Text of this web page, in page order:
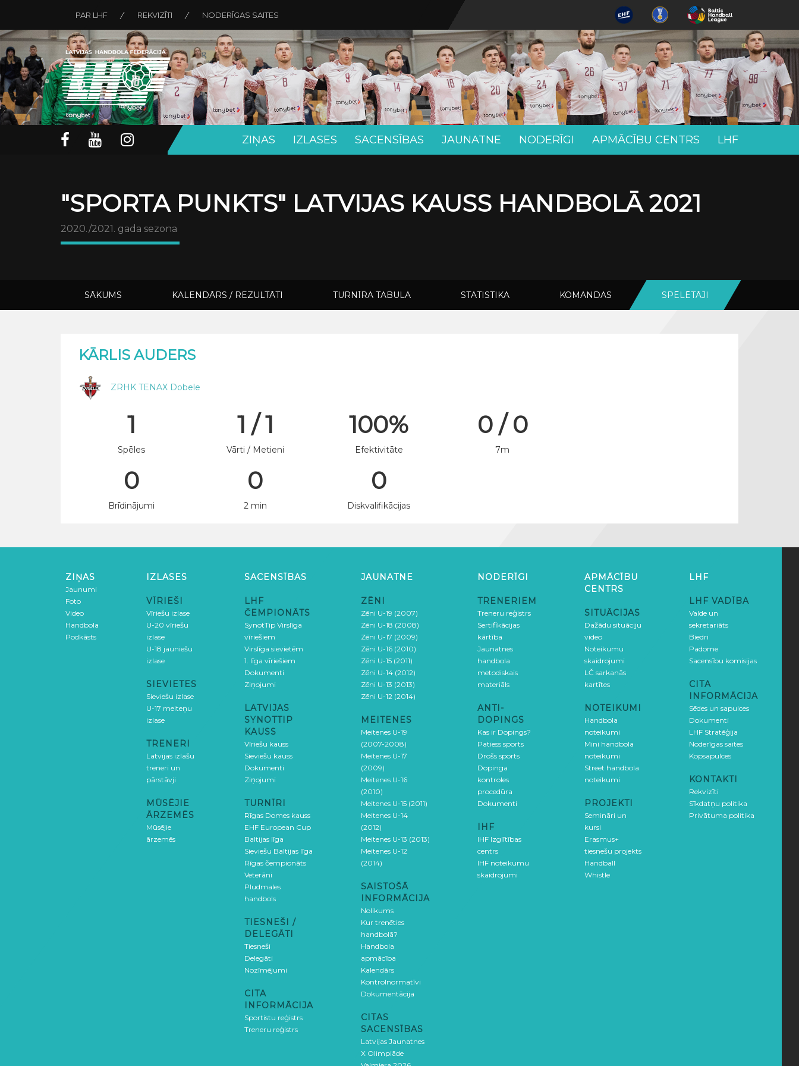
PAR LHF REKVIZĪTI NODERĪGAS SAITES
ZIŅAS IZLASES SACENSĪBAS JAUNATNE NODERĪGI APMĀCĪBU CENTRS LHF
"SPORTA PUNKTS" LATVIJAS KAUSS HANDBOLĀ 2021
2020./2021. gada sezona
SĀKUMS KALENDĀRS / REZULTĀTI TURNĪRA TABULA STATISTIKA KOMANDAS SPĒLĒTĀJI
KĀRLIS AUDERS
ZRHK TENAX Dobele
1
Spēles
1 / 1
Vārti / Metieni
100%
Efektivitāte
0 / 0
7m
0
Brīdinājumi
0
2 min
0
Diskvalifikācijas
ZIŅAS
Jaunumi
Foto
Video
Handbola
Podkāsts
IZLASES
VĪRIEŠI
Vīriešu izlase
U-20 vīriešu
izlase
U-18 jauniešu
izlase
SIEVIETES
Sieviešu izlase
U-17 meiteņu
izlase
TRENERI
Latvijas izlašu
treneri un
pārstāvji
MŪSĒJIE
ĀRZEMĒS
Mūsējie
ārzemēs
SACENSĪBAS
LHF
ČEMPIONĀTS
SynotTip Virslīga
vīriešiem
Virslīga sievietēm
1. līga vīriešiem
Dokumenti
Ziņojumi
LATVIJAS
SYNOTTIP
KAUSS
Vīriešu kauss
Sieviešu kauss
Dokumenti
Ziņojumi
TURNĪRI
Rīgas Domes kauss
EHF European Cup
Baltijas līga
Sieviešu Baltijas līga
Rīgas čempionāts
Veterāni
Pludmales
handbols
TIESNEŠI /
DELEGĀTI
Tiesneši
Delegāti
Nozīmējumi
CITA
INFORMĀCIJA
Sportistu reģistrs
Treneru reģistrs
JAUNATNE
ZĒNI
Zēni U-19 (2007)
Zēni U-18 (2008)
Zēni U-17 (2009)
Zēni U-16 (2010)
Zēni U-15 (2011)
Zēni U-14 (2012)
Zēni U-13 (2013)
Zēni U-12 (2014)
MEITENES
Meitenes U-19
(2007-2008)
Meitenes U-17
(2009)
Meitenes U-16
(2010)
Meitenes U-15 (2011)
Meitenes U-14
(2012)
Meitenes U-13 (2013)
Meitenes U-12
(2014)
SAISTOŠĀ
INFORMĀCIJA
Nolikums
Kur trenēties
handbolā?
Handbola
apmācība
Kalendārs
Kontrolnormatīvi
Dokumentācija
CITAS
SACENSĪBAS
Latvijas Jaunatnes
X Olimpiāde
NODERĪGI
TRENERIEM
Treneru reģistrs
Sertifikācijas
kārtība
Jaunatnes
handbola
metodiskais
materiāls
ANTI-
DOPINGS
Kas ir Dopings?
Patiess sports
Drošs sports
Dopinga
kontroles
procedūra
Dokumenti
IHF
IHF Izglītības
centrs
IHF noteikumu
skaidrojumi
APMĀCĪBU
CENTRS
SITUĀCIJAS
Dažādu situāciju
video
Noteikumu
skaidrojumi
LČ sarkanās
kartītes
NOTEIKUMI
Handbola
noteikumi
Mini handbola
noteikumi
Street handbola
noteikumi
PROJEKTI
Semināri un
kursi
Erasmus+
tiesnešu projekts
Handball
Whistle
LHF
LHF VADĪBA
Valde un
sekretariāts
Biedri
Padome
Sacensību komisijas
CITA
INFORMĀCIJA
Sēdes un sapulces
Dokumenti
LHF Stratēģija
Noderīgas saites
Kopsapulces
KONTAKTI
Rekvizīti
Sīkdatņu politika
Privātuma politika